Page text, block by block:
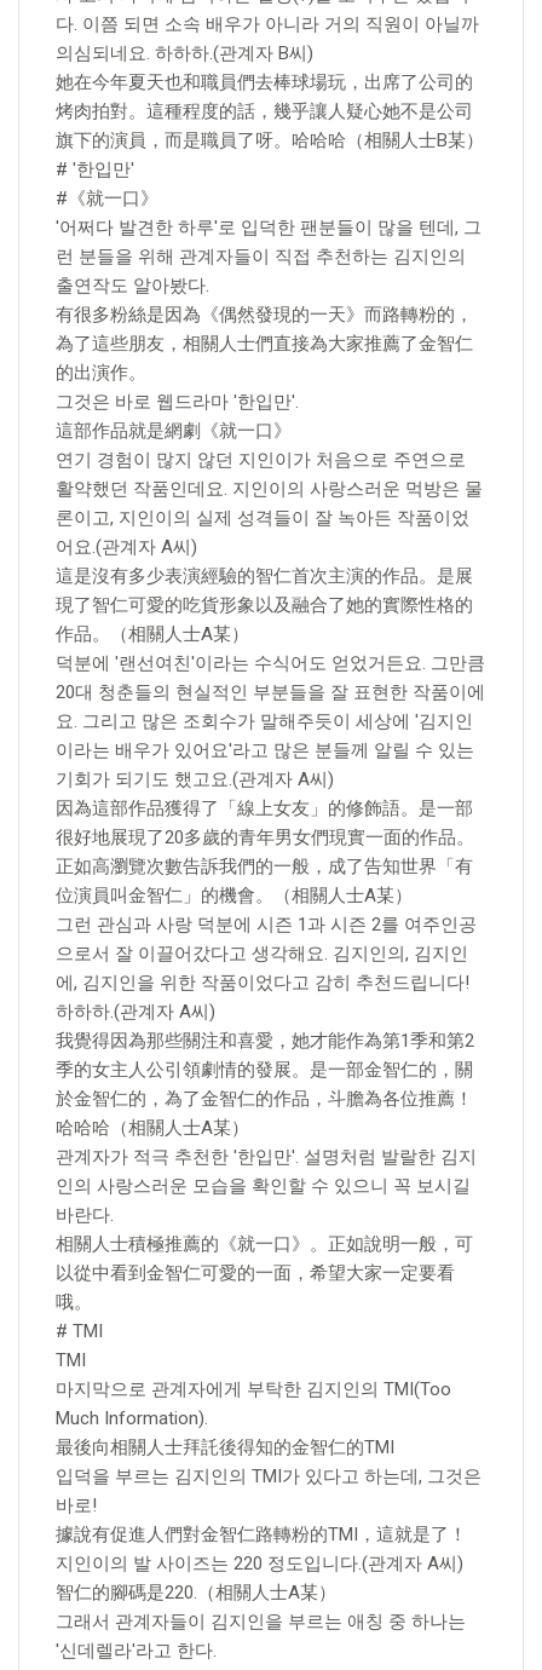
다. 이쯤 되면 소속 배우가 아니라 거의 직원이 아닐까
의심되네요. 하하하.(관계자 B씨)
她在今年夏天也和職員們去棒球場玩，出席了公司的
烤肉拍對。這種程度的話，幾乎讓人疑心她不是公司
旗下的演員，而是職員了呀。哈哈哈（相關人士B某）
# '한입만'
#《就一口》
'어쩌다 발견한 하루'로 입덕한 팬분들이 많을 텐데, 그
런 분들을 위해 관계자들이 직접 추천하는 김지인의
출연작도 알아봤다.
有很多粉絲是因為《偶然發現的一天》而路轉粉的，
為了這些朋友，相關人士們直接為大家推薦了金智仁
的出演作。
그것은 바로 웹드라마 '한입만'.
這部作品就是網劇《就一口》
연기 경험이 많지 않던 지인이가 처음으로 주연으로
활약했던 작품인데요. 지인이의 사랑스러운 먹방은 물
론이고, 지인이의 실제 성격들이 잘 녹아든 작품이었
어요.(관계자 A씨)
這是沒有多少表演經驗的智仁首次主演的作品。是展
現了智仁可愛的吃貨形象以及融合了她的實際性格的
作品。（相關人士A某）
덕분에 '랜선여친'이라는 수식어도 얻었거든요. 그만큼
20대 청춘들의 현실적인 부분들을 잘 표현한 작품이에
요. 그리고 많은 조회수가 말해주듯이 세상에 '김지인
이라는 배우가 있어요'라고 많은 분들께 알릴 수 있는
기회가 되기도 했고요.(관계자 A씨)
因為這部作品獲得了「線上女友」的修飾語。是一部
很好地展現了20多歲的青年男女們現實一面的作品。
正如高瀏覽次數告訴我們的一般，成了告知世界「有
位演員叫金智仁」的機會。（相關人士A某）
그런 관심과 사랑 덕분에 시즌 1과 시즌 2를 여주인공
으로서 잘 이끌어갔다고 생각해요. 김지인의, 김지인
에, 김지인을 위한 작품이었다고 감히 추천드립니다!
하하하.(관계자 A씨)
我覺得因為那些關注和喜愛，她才能作為第1季和第2
季的女主人公引領劇情的發展。是一部金智仁的，關
於金智仁的，為了金智仁的作品，斗膽為各位推薦！
哈哈哈（相關人士A某）
관계자가 적극 추천한 '한입만'. 설명처럼 발랄한 김지
인의 사랑스러운 모습을 확인할 수 있으니 꼭 보시길
바란다.
相關人士積極推薦的《就一口》。正如說明一般，可
以從中看到金智仁可愛的一面，希望大家一定要看
哦。
# TMI
TMI
마지막으로 관계자에게 부탁한 김지인의 TMI(Too
Much Information).
最後向相關人士拜託後得知的金智仁的TMI
입덕을 부르는 김지인의 TMI가 있다고 하는데, 그것은
바로!
據說有促進人們對金智仁路轉粉的TMI，這就是了！
지인이의 발 사이즈는 220 정도입니다.(관계자 A씨)
智仁的腳碼是220.（相關人士A某）
그래서 관계자들이 김지인을 부르는 애칭 중 하나는
'신데렐라'라고 한다.